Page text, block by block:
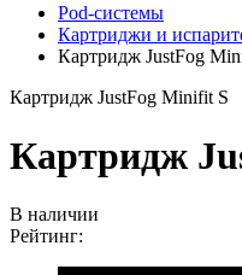
Pod-системы
Картриджи и
Картридж JustFog
Картридж JustFog Minifit S
Картридж
В наличии
Рейтинг: